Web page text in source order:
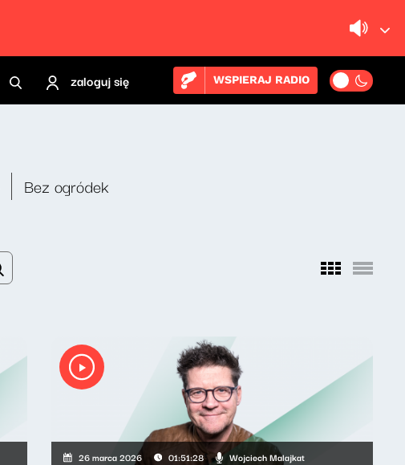
zaloguj się WSPIERAJ RADIO
Bez ogródek
26 marca 2026 01:51:28 Wojciech Malajkat